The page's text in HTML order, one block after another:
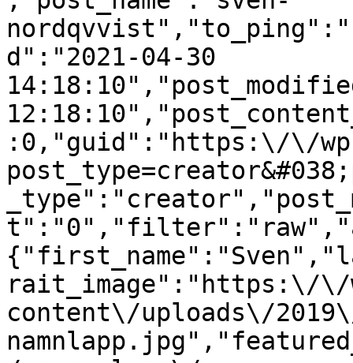
d":"2021-04-30
:0,"guid":"https:\/\/
rait_image":"https:\/\/
content\/uploads\/